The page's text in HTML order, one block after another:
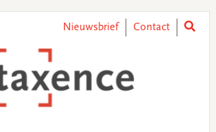
Nieuwsbrief Contact